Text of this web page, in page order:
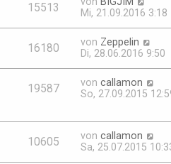
15513
Mi, 21.09.2016 3:18
16180 von Zeppelin
Di, 28.06.2016 9:50
19587 von callamon
So, 27.09.2015
10605 von callamon
Sa, 25.07.2015